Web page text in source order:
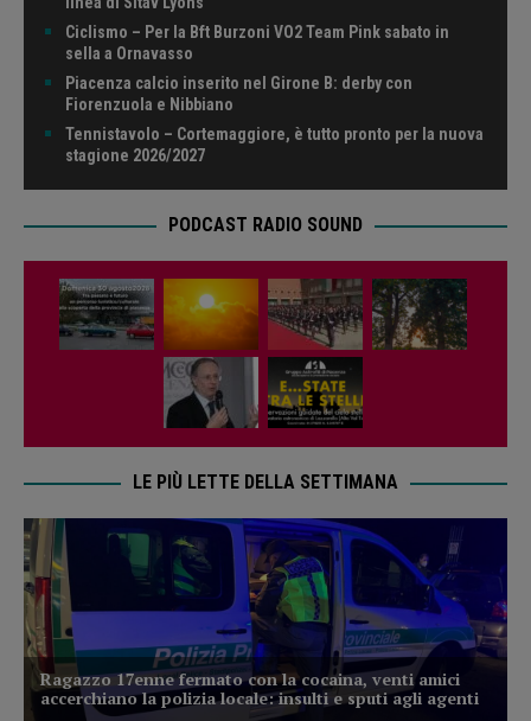
Ciclismo – Per la Bft Burzoni VO2 Team Pink sabato in
sella a Ornavasso
Piacenza calcio inserito nel Girone B: derby con
Fiorenzuola e Nibbiano
Tennistavolo – Cortemaggiore, è tutto pronto per la nuova
stagione 2026/2027
PODCAST RADIO SOUND
LE PIÙ LETTE DELLA SETTIMANA